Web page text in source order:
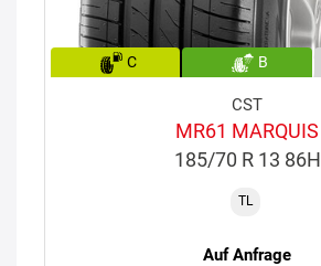
C B
CST
MR61 MARQUIS
185/70 R 13 86H
TL
Auf Anfrage